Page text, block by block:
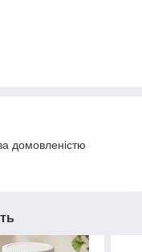
домовленістю